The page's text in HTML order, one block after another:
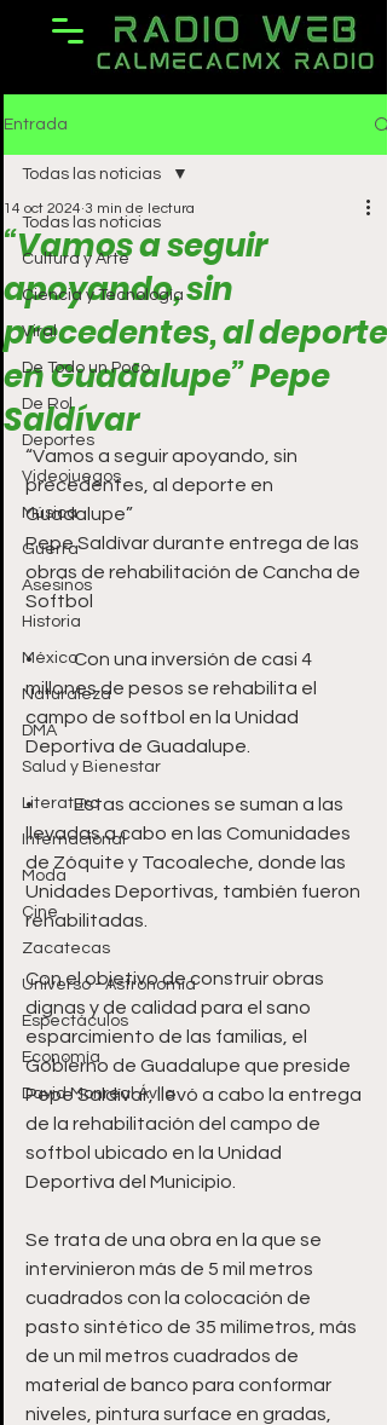
Entrada
Todas las noticias
Cultura y Arte
Ciencia y Tecnología
Viral
De Todo un Poco
De Rol
Deportes
Videojuegos
Música
Guerra
Asesinos
Historia
México
Naturaleza
DMA
Salud y Bienestar
Literatura
Internacional
Moda
Cine
Zacatecas
Universo - Astronomía
Espectáculos
Economía
David Monreal Ávila
Todas las noticias
“Vamos a seguir
apoyando, sin
precedentes, al deporte
en Guadalupe” Pepe
Saldívar
14 oct 2024 3 min de lectura
“Vamos a seguir apoyando, sin
precedentes, al deporte en
Guadalupe”
Pepe Saldívar durante entrega de las
obras de rehabilitación de Cancha de
Softbol
•	Con una inversión de casi 4
millones de pesos se rehabilita el
campo de softbol en la Unidad
Deportiva de Guadalupe.
•	Estas acciones se suman a las
llevadas a cabo en las Comunidades
de Zóquite y Tacoaleche, donde las
Unidades Deportivas, también fueron
rehabilitadas.
Con el objetivo de construir obras
dignas y de calidad para el sano
esparcimiento de las familias, el
Gobierno de Guadalupe que preside
Pepe Saldívar, llevó a cabo la entrega
de la rehabilitación del campo de
softbol ubicado en la Unidad
Deportiva del Municipio.
Se trata de una obra en la que se
intervinieron más de 5 mil metros
cuadrados con la colocación de
pasto sintético de 35 milímetros, más
de un mil metros cuadrados de
material de banco para conformar
niveles, pintura surface en gradas,